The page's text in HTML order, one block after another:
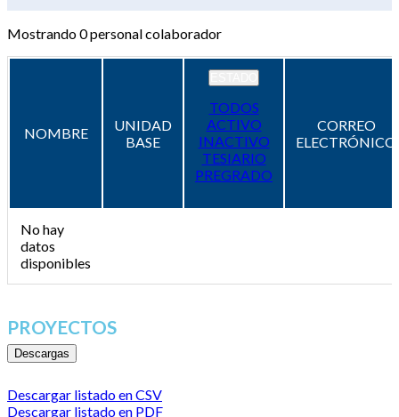
Mostrando0personal colaborador
NOMBRE
UNIDAD
BASE
TODOS
ACTIVO
INACTIVO
TESIARIO
PREGRADO
CORREO
ELECTRÓNICO
No hay
datos
disponibles
PROYECTOS
Descargas
Descargar listado en CSV
Descargar listado en PDF